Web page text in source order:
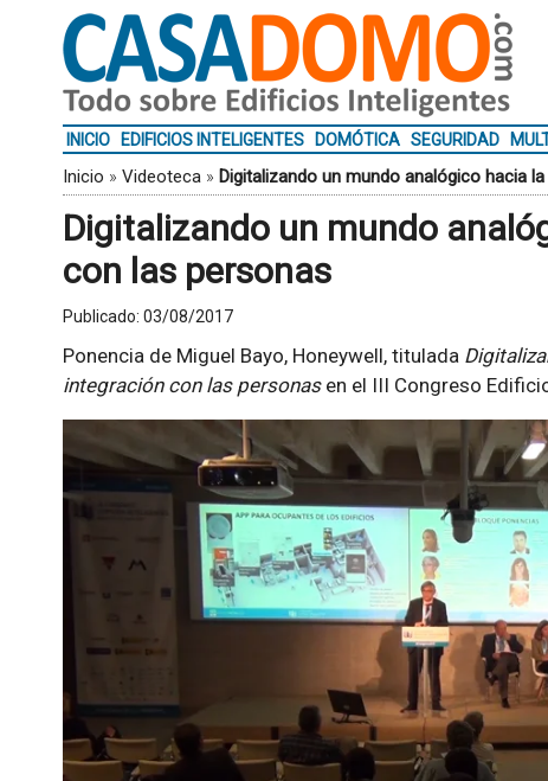
INICIO EDIFICIOS INTELIGENTES DOMÓTICA SEGURIDAD
Inicio » Videoteca» Digitalizando un mundo analógico hacia
Digitalizando un mundo
con las personas
Publicado: 03/08/2017
Ponencia de Miguel Bayo, Honeywell, titulada
integración con las personasen el III Congreso